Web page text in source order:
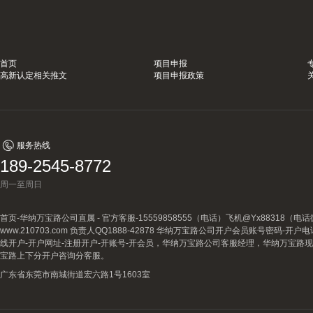
首页 项目申报
高新认定相关推文
项目申报政策
服务热线
189-2545-8772
周一至周日
首页-华纳万宝路公司直属 - 官方客服-15559858555（电话）飞机@Yx88318（电
www.210703.com 负责人QQ1888-42878 华纳万宝路公司开户会员账号密码-开户
线开户-开户网址-注册开户-开账号-开会员，华纳万宝路公司客服经理，华纳万宝路
宝路上下分开户咨询分客服。
广东省东莞市南城街道宏六路1号1603室